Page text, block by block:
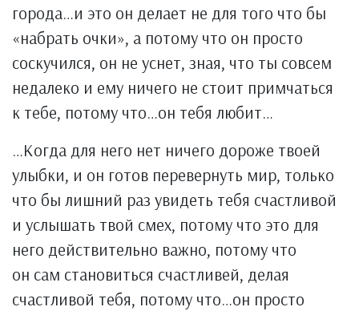
города…и это он делает не для того что бы
«набрать очки», а потому что он просто
соскучился, он не уснет, зная, что ты совсем
недалеко и ему ничего не стоит примчаться
к тебе, потому что…он тебя любит…
…Когда для него нет ничего дороже твоей
улыбки, и он готов перевернуть мир, только
что бы лишний раз увидеть тебя счастливой
и услышать твой смех, потому что это для
него действительно важно, потому что
он сам становиться счастливей, делая
счастливой тебя, потому что…он просто